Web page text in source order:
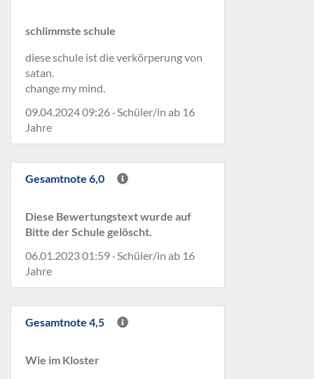
schlimmste schule
diese schule ist die verkörperung von
satan.
change my mind.
09.04.2024 09:26 · Schüler/in ab 16
Jahre
Gesamtnote 6,0
Diese Bewertungstext wurde auf
Bitte der Schule gelöscht.
06.01.2023 01:59 · Schüler/in ab 16
Jahre
Gesamtnote 4,5
Wie im Kloster